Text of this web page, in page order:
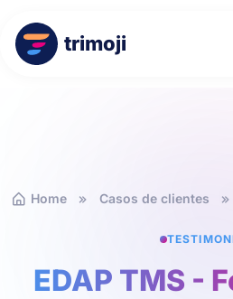
trimoji
Home Casos de clientes
EDAP TMS -